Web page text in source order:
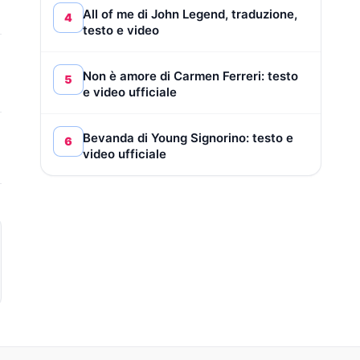
4
All of me di John Legend, traduzione,
testo e video
5
Non è amore di Carmen Ferreri: testo
e video ufficiale
6
Bevanda di Young Signorino: testo e
video ufficiale